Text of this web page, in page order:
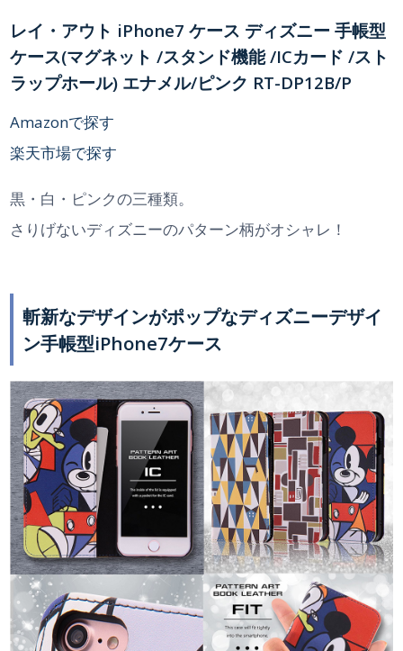
レイ・アウト iPhone7 ケース ディズニー 手帳型
ケース(マグネット /スタンド機能 /ICカード /スト
ラップホール) エナメル/ピンク RT-DP12B/P
Amazonで探す
楽天市場で探す
黒・白・ピンクの三種類。
さりげないディズニーのパターン柄がオシャレ！
斬新なデザインがポップなディズニーデザイ
ン手帳型iPhone7ケース